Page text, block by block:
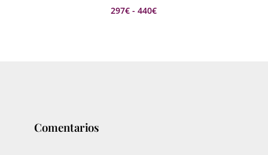
297€ - 440€Rango
Comentarios